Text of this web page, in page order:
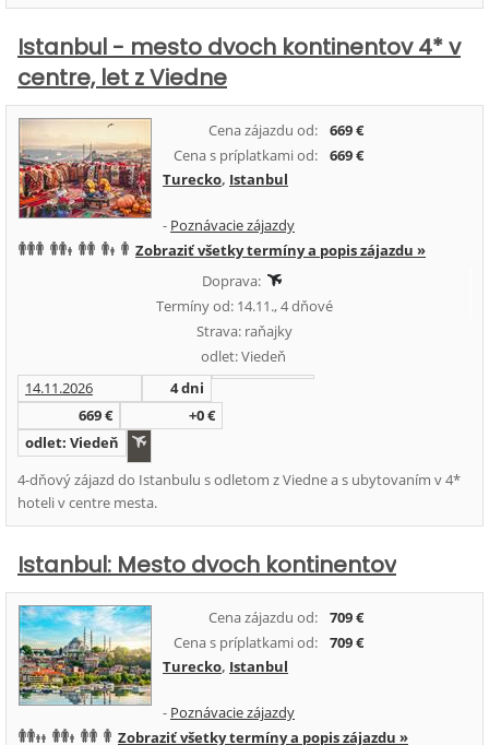
Istanbul - mesto dvoch kontinentov 4* v
centre, let z Viedne
Cena zájazdu od:
669 €
Cena s príplatkami od:
669 €
Turecko, Istanbul
- Poznávacie zájazdy
Zobraziť všetky termíny a popis zájazdu »
Doprava:
Termíny od: 14.11., 4 dňové
Strava: raňajky
odlet: Viedeň
14.11.2026
4 dni
669 €
+0 €
odlet: Viedeň
4-dňový zájazd do Istanbulu s odletom z Viedne a s ubytovaním v 4*
hoteli v centre mesta.
Istanbul: Mesto dvoch kontinentov
Cena zájazdu od:
709 €
Cena s príplatkami od:
709 €
Turecko, Istanbul
- Poznávacie zájazdy
Zobraziť všetky termíny a popis zájazdu »